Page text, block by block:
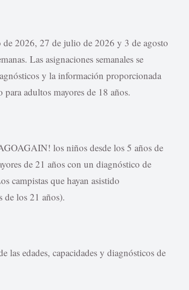
de 2026, 27 de julio de 2026 y 3 de agosto
Las asignaciones semanales se
y la información proporcionada
para adultos mayores de 18 años.
los niños desde los 5 años de
de 21 años con un diagnóstico de
campistas que hayan asistido
de los 21 años).
las edades, capacidades y diagnósticos de